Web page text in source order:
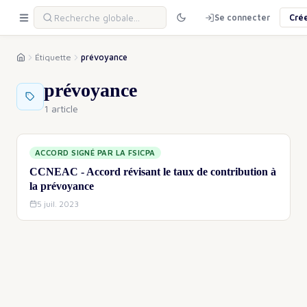
Se connecter
Étiquette prévoyance
prévoyance
1 article
ACCORD SIGNÉ PAR LA FSICPA
CCNEAC - Accord révisant le taux de contribution à
la prévoyance
5 juil. 2023